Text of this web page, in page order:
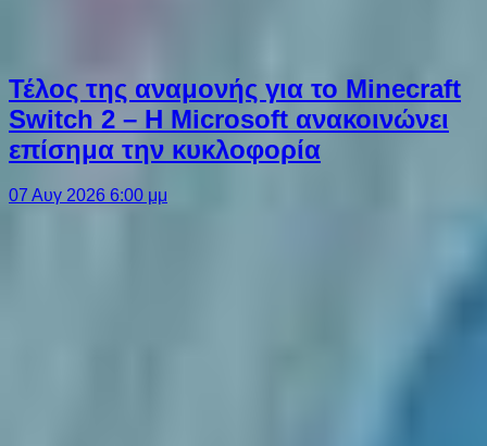
Τέλος της αναμονής για το Minecraft
Switch 2 – Η Microsoft ανακοινώνει
επίσημα την κυκλοφορία
07 Αυγ 2026 6:00 μμ